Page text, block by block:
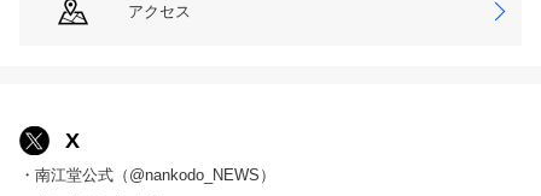
アクセス
X
・南江堂公式（@nankodo_NEWS）